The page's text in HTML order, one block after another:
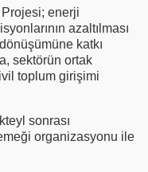
Projesi; enerji
azaltılması
katkı
sektörün ortak
toplum girişimi
sonrası
organizasyonu ile